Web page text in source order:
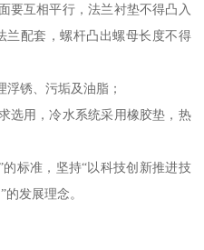
要互相平行，法兰衬垫不得凸入
兰配套，螺杆凸出螺母长度不得
锈、污垢及油脂；
选用，冷水系统采用橡胶垫，热
标准，坚持“以科技创新推进技
发展理念。